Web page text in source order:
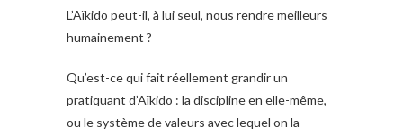
L’Aïkido peut-il, à lui seul, nous rendre meilleurs
humainement ?
Qu’est-ce qui fait réellement grandir un
pratiquant d’Aïkido : la discipline en elle-même,
ou le système de valeurs avec lequel on la